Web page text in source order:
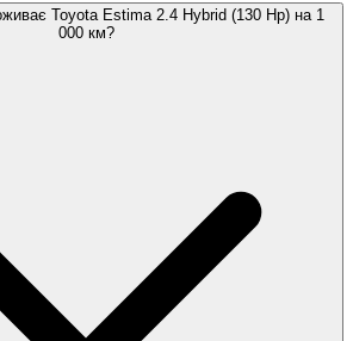
Toyota Estima 2.4 Hybrid (130 Hp) на 1
000 км?